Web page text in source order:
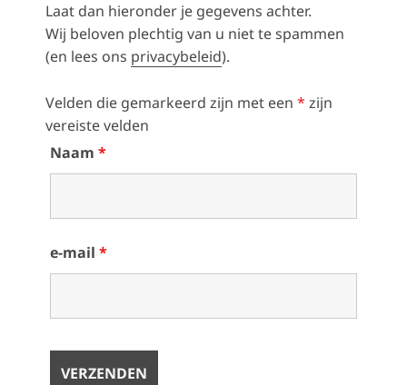
Laat dan hieronder je gegevens achter.
Wij beloven plechtig van u niet te spammen
(en lees ons privacybeleid).
Velden die gemarkeerd zijn met een * zijn
vereiste velden
Naam *
e-mail *